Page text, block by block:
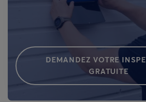
DEMANDEZ VOTRE
GRATUITE